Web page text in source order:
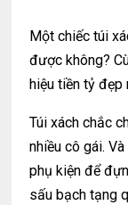
Một chiếc túi
được không?
hiệu tiền tỷ đẹp
Túi xách chắc
nhiều cô gái.
phụ kiện để
sấu bạch tạng